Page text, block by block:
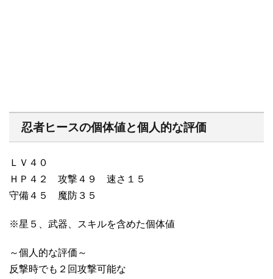
忍者ヒースの個体値と個人的な評価
ＬＶ４０
ＨＰ４２ 攻撃４９ 速さ１５
守備４５ 魔防３５
※星５、武器、スキルを含めた個体値
～個人的な評価～
反撃時でも２回攻撃可能な